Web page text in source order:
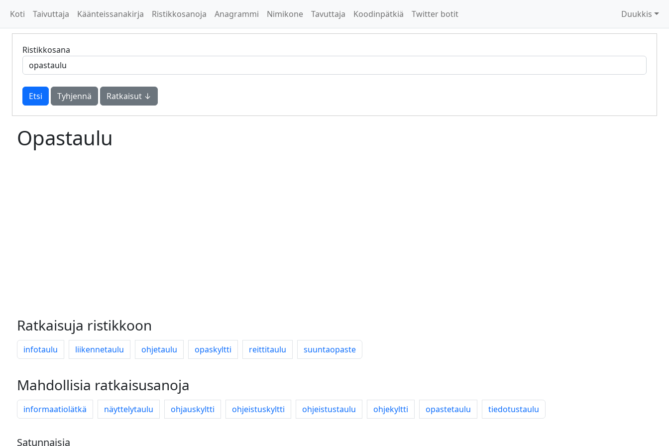
Koti Taivuttaja Käänteissanakirja Ristikkosanoja Anagrammi Nimikone Tavuttaja Koodinpätkiä Twitter botit Duukkis
Ristikkosana
Tyhjennä Ratkaisut ↓
Opastaulu
Ratkaisuja ristikkoon
infotaulu liikennetaulu ohjetaulu opaskyltti reittitaulu suuntaopaste
Mahdollisia ratkaisusanoja
informaatiolätkä näyttelytaulu ohjauskyltti ohjeistuskyltti ohjeistustaulu ohjekyltti opastetaulu tiedotustaulu
Satunnaisia